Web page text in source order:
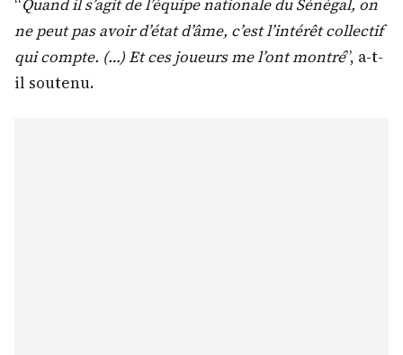
“Quand il s’agit de l’équipe nationale du Sénégal, on
ne peut pas avoir d’état d’âme, c’est l’intérêt collectif
qui compte. (…) Et ces joueurs me l’ont montré”, a-t-
il soutenu.